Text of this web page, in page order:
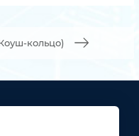
кольцо)